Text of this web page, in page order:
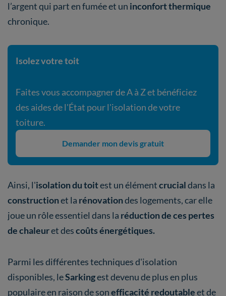
l’argent qui part en fumée et un inconfort thermique
chronique.
Isolez votre toit
Faites vous accompagner de A à Z et bénéficiez
des aides de l'État pour l'isolation de votre
toiture.
Demander mon devis gratuit
Ainsi, l'isolation du toitest un élémentcrucialdans la
constructionet la rénovationdes logements, car elle
joue un rôle essentiel dans la réduction de ces pertes
de chaleuret descoûts énergétiques.
Parmi les différentes techniques d'isolation
disponibles, leSarkingest devenu de plus en plus
populaire en raison de sonefficacité redoutableet de